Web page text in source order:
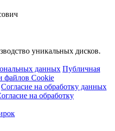
уникальных дисков.
данных Публичная
файлов Cookie
Согласие на обработку данных
на обработку